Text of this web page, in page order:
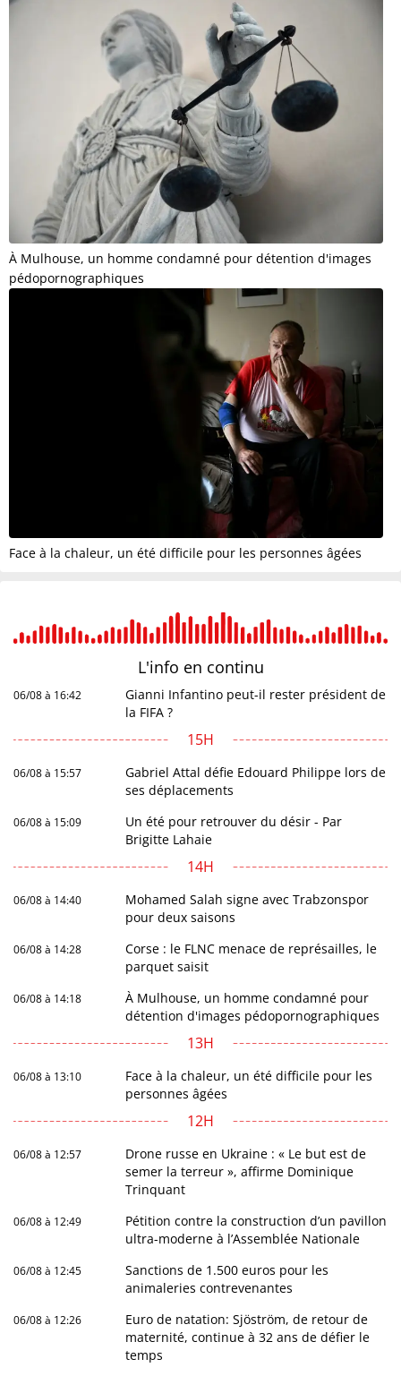
À Mulhouse, un homme condamné pour détention d'images
pédopornographiques
Face à la chaleur, un été difficile pour les personnes âgées
L'info en continu
06/08 à 16:42
Gianni Infantino peut-il rester président de
la FIFA ?
15H
06/08 à 15:57
Gabriel Attal défie Edouard Philippe lors de
ses déplacements
06/08 à 15:09
Un été pour retrouver du désir - Par
Brigitte Lahaie
14H
06/08 à 14:40
Mohamed Salah signe avec Trabzonspor
pour deux saisons
06/08 à 14:28
Corse : le FLNC menace de représailles, le
parquet saisit
06/08 à 14:18
À Mulhouse, un homme condamné pour
détention d'images pédopornographiques
13H
06/08 à 13:10
Face à la chaleur, un été difficile pour les
personnes âgées
12H
06/08 à 12:57
Drone russe en Ukraine : « Le but est de
semer la terreur », affirme Dominique
Trinquant
06/08 à 12:49
Pétition contre la construction d’un pavillon
ultra-moderne à l’Assemblée Nationale
06/08 à 12:45
Sanctions de 1.500 euros pour les
animaleries contrevenantes
06/08 à 12:26
Euro de natation: Sjöström, de retour de
maternité, continue à 32 ans de défier le
temps